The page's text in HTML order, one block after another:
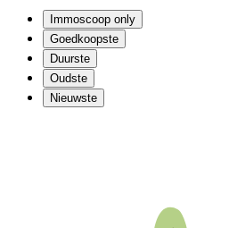
Immoscoop only
Goedkoopste
Duurste
Oudste
Nieuwste